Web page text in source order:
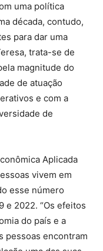
uma política
década, contudo,
para dar uma
trata-se de
magnitude do
de atuação
e com a
de
Aplicada
vivem em
esse número
e 2022. “Os efeitos
do país e a
pessoas encontram